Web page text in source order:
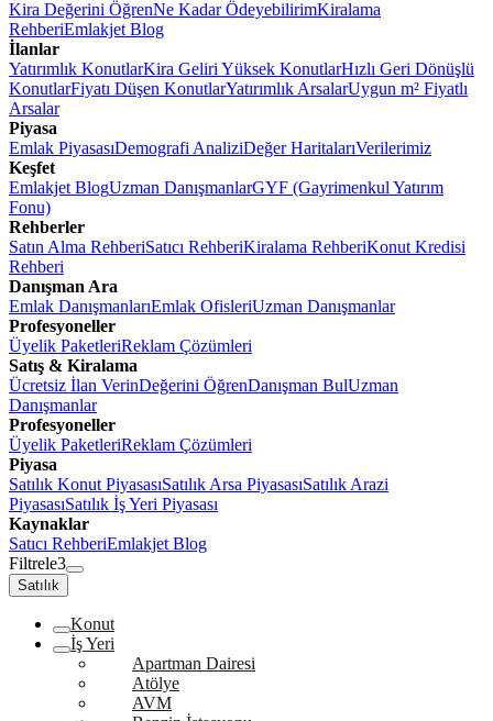
Kira Değerini ÖğrenNe Kadar ÖdeyebilirimKiralama
RehberiEmlakjet Blog
İlanlar
Yatırımlık KonutlarKira Geliri Yüksek KonutlarHızlı Geri Dönüşlü
KonutlarFiyatı Düşen KonutlarYatırımlık ArsalarUygun m² Fiyatlı
Arsalar
Piyasa
Emlak PiyasasıDemografi AnaliziDeğer HaritalarıVerilerimiz
Keşfet
Emlakjet BlogUzman DanışmanlarGYF (Gayrimenkul Yatırım
Fonu)
Rehberler
Satın Alma RehberiSatıcı RehberiKiralama RehberiKonut Kredisi
Rehberi
Danışman Ara
Emlak DanışmanlarıEmlak OfisleriUzman Danışmanlar
Profesyoneller
Üyelik PaketleriReklam Çözümleri
Satış & Kiralama
Ücretsiz İlan VerinDeğerini ÖğrenDanışman BulUzman
Danışmanlar
Profesyoneller
Üyelik PaketleriReklam Çözümleri
Piyasa
Satılık Konut PiyasasıSatılık Arsa PiyasasıSatılık Arazi
PiyasasıSatılık İş Yeri Piyasası
Kaynaklar
Satıcı RehberiEmlakjet Blog
Filtrele3
Satılık
Konut
İş Yeri
Apartman Dairesi
Atölye
AVM